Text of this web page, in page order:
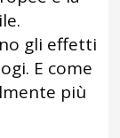
gli effetti
E come
più